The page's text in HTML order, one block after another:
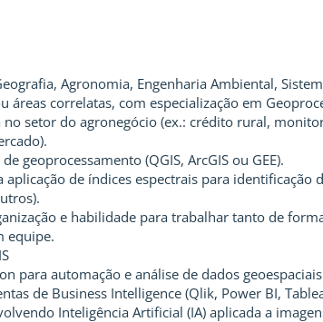
Agronomia, Engenharia Ambiental,
áreas correlatas, com especialização em
no setor do agronegócio (ex.: crédito rural,
geoprocessamento (QGIS, ArcGIS ou GEE).
de índices espectrais para identificação
e habilidade para trabalhar tanto de
equipe.
para automação e análise de dados
de Business Intelligence (Qlik, Power BI,
Inteligência Artificial (IA) aplicada a